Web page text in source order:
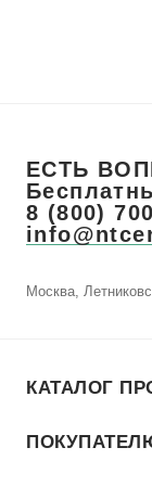
ЕСТЬ
8 (800)
Москва,
КАТАЛОГ